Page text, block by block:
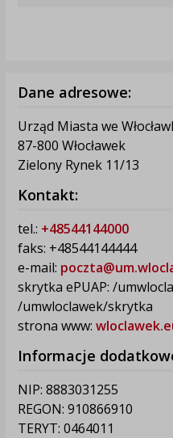
Dane adresowe:
Urząd Miasta we
87-800 Włocławek
Zielony Rynek 11/13
Kontakt:
tel.: +48544144000
faks: +48544144444
e-mail:
skrytka ePUAP: /
/umwloclawek/skrytka
strona www:
Informacje
NIP: 8883031255
REGON: 910866910
TERYT: 0464011